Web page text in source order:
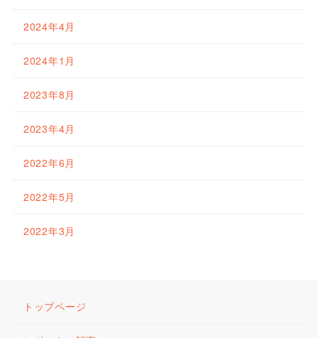
2024年4月
2024年1月
2023年8月
2023年4月
2022年6月
2022年5月
2022年3月
トップページ